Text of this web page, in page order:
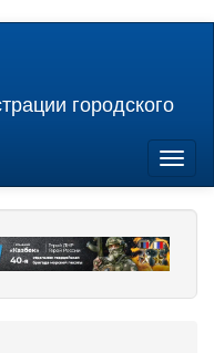
городского